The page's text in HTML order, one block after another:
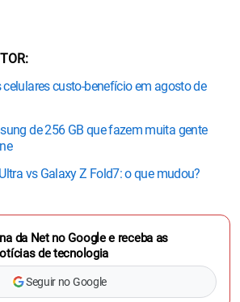
celulares custo-benefício em agosto de
de 256 GB que fazem muita gente
vs Galaxy Z Fold7: o que mudou?
da Net no Google e receba as
de tecnologia
Seguir no Google